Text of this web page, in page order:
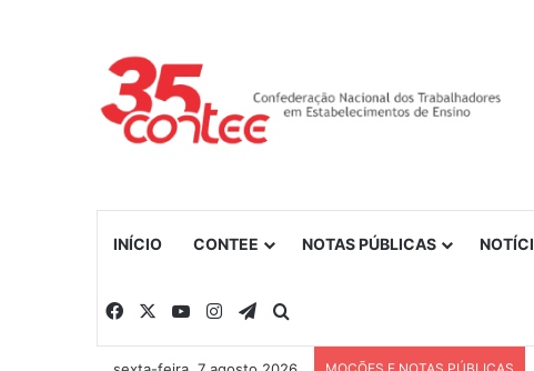
INÍCIO CONTEE NOTAS PÚBLICAS
Facebook YouTubeInstagramTelegram